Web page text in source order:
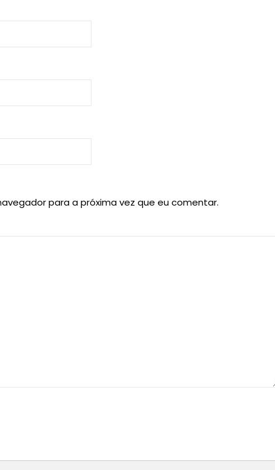
para a próxima vez que eu comentar.